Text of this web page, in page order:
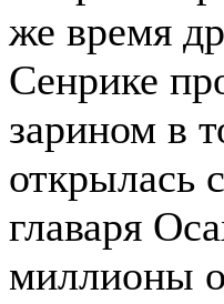
же время
Сенрике
зарином в
открылась
главаря
миллионы